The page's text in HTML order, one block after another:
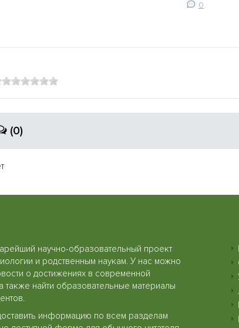
0
(0)
научно-образовательный проект
и родственным наукам. У нас можно
о достижениях в современной
также найти образовательные материалы
информацию по всем разделам